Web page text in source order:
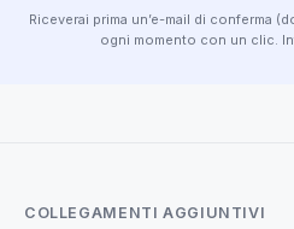
Riceverai prima un’e-mail di conferma
ogni momento con un clic.
COLLEGAMENTI AGGIUNTIVI